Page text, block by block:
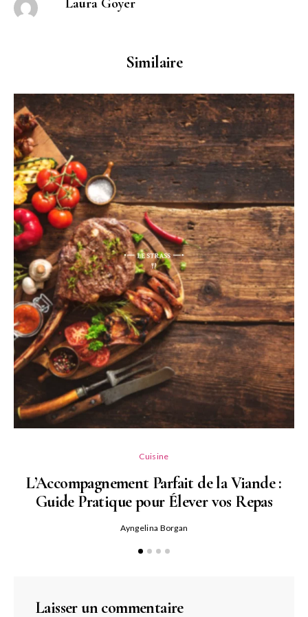
Laura Goyer
Similaire
Cuisine
L’Accompagnement Parfait de la Viande :
Guide Pratique pour Élever vos Repas
Ayngelina Borgan
Laisser un commentaire